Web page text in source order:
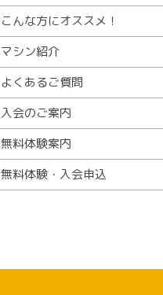
こんな方にオススメ！
マシン紹介
よくあるご質問
入会のご案内
無料体験案内
無料体験・入会申込